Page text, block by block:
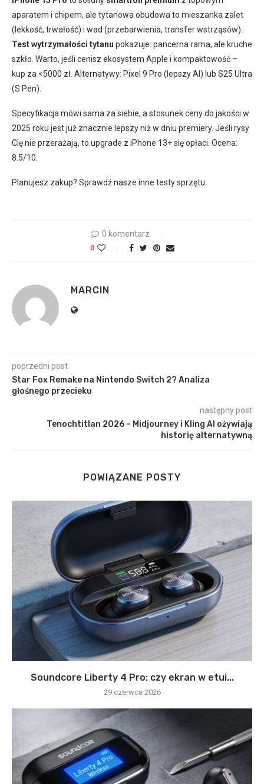
aparatem i chipem, ale tytanowa obudowa to mieszanka zalet
(lekkość, trwałość) i wad (przebarwienia, transfer wstrząsów).
Test wytrzymałości tytanu pokazuje: pancerna rama, ale kruche
szkło. Warto, jeśli cenisz ekosystem Apple i kompaktowość –
kup za <5000 zł. Alternatywy: Pixel 9 Pro (lepszy AI) lub S25 Ultra
(S Pen).
Specyfikacja mówi sama za siebie, a stosunek ceny do jakości w
2025 roku jest już znacznie lepszy niż w dniu premiery. Jeśli rysy
Cię nie przerażają, to upgrade z iPhone 13+ się opłaci. Ocena:
8.5/10.
Planujesz zakup? Sprawdź nasze inne testy sprzętu.
0 komentarz
0
MARCIN
poprzedni post
Star Fox Remake na Nintendo Switch 2? Analiza
głośnego przecieku
następny post
Tenochtitlan 2026 – Midjourney i Kling AI ożywiają
historię alternatywną
POWIĄZANE POSTY
Soundcore Liberty 4 Pro: czy ekran w etui...
29 czerwca 2026